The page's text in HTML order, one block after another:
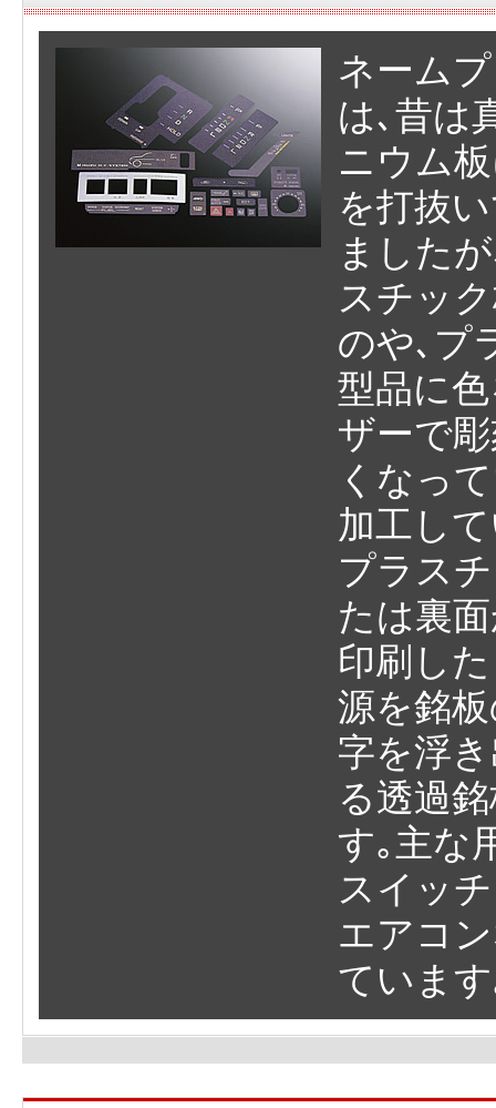
ネーム
は､昔は
ニウム
を打抜
ました
スチッ
のや､プ
型品に
ザーで
くなっ
加工し
プラス
たは裏
印刷し
源を銘
字を浮
る透過
す｡主な
スイッ
エアコ
ていま